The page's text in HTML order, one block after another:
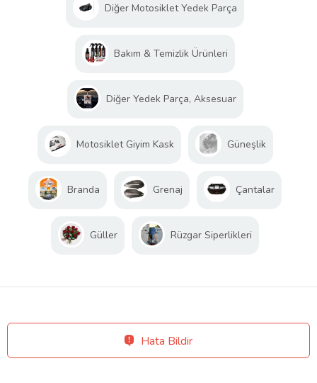
Diğer Motosiklet Yedek Parça
Bakım & Temizlik Ürünleri
Diğer Yedek Parça, Aksesuar
Motosiklet Giyim Kask Güneşlik
Branda Grenaj Çantalar
Güller Rüzgar Siperlikleri
Hata Bildir